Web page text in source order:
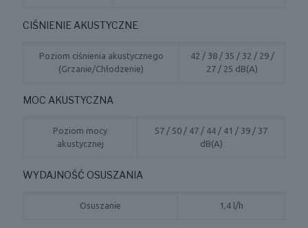
CIŚNIENIE AKUSTYCZNE
Poziom ciśnienia akustycznego
(Grzanie/Chłodzenie)
42 / 38 / 35 / 32 / 29 /
27 / 25 dB(A)
MOC AKUSTYCZNA
Poziom mocy
akustycznej
57 / 50 / 47 / 44 / 41 / 39 / 37
dB(A)
WYDAJNOŚĆ OSUSZANIA
Osuszanie 1,4 l/h